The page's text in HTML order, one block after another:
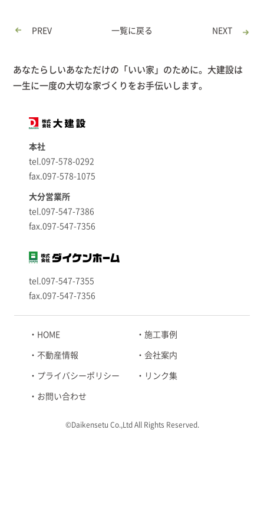
PREV 一覧に戻る NEXT
あなたらしいあなただけの「いい家」のために。大建設は
一生に一度の大切な家づくりをお手伝いします。
本社
tel.097-578-0292
fax.097-578-1075
大分営業所
tel.097-547-7386
fax.097-547-7356
tel.097-547-7355
fax.097-547-7356
HOME 施工事例
不動産情報 会社案内
プライバシーポリシー リンク集
お問い合わせ
©Daikensetu Co.,Ltd All Rights Reserved.